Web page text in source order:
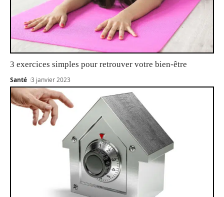
3 exercices simples pour retrouver votre bien-être
Santé 3 janvier 2023